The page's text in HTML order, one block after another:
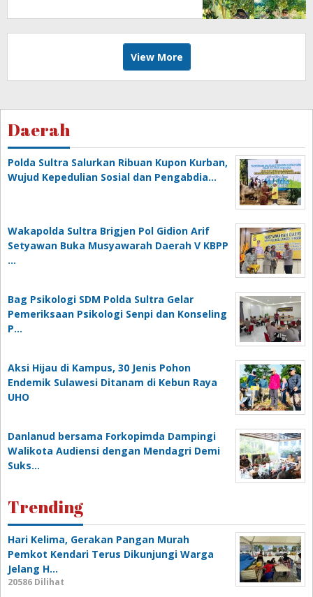
View More
Daerah
Polda Sultra Salurkan Ribuan Kupon Kurban,
Wujud Kepedulian Sosial dan Pengabdia…
Wakapolda Sultra Brigjen Pol Gidion Arif
Setyawan Buka Musyawarah Daerah V KBPP
…
Bag Psikologi SDM Polda Sultra Gelar
Pemeriksaan Psikologi Senpi dan Konseling
P…
‎Aksi Hijau di Kampus, 30 Jenis Pohon
Endemik Sulawesi Ditanam di Kebun Raya
UHO
Danlanud bersama Forkopimda Dampingi
Walikota Audiensi dengan Mendagri Demi
Suks…
Trending
Hari Kelima, Gerakan Pangan Murah
Pemkot Kendari Terus Dikunjungi Warga
Jelang H…
20586 Dilihat